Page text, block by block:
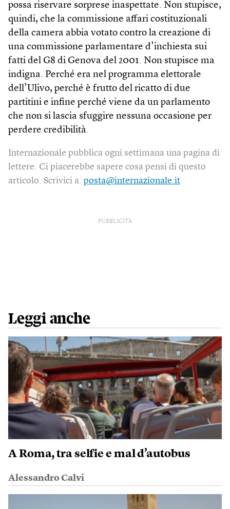
possa riservare sorprese inaspettate. Non stupisce,
quindi, che la commissione affari costituzionali
della camera abbia votato contro la creazione di
una commissione parlamentare d’inchiesta sui
fatti del G8 di Genova del 2001. Non stupisce ma
indigna. Perché era nel programma elettorale
dell’Ulivo, perché è frutto del ricatto di due
partitini e infine perché viene da un parlamento
che non si lascia sfuggire nessuna occasione per
perdere credibilità.
Internazionale pubblica ogni settimana una pagina di
lettere. Ci piacerebbe sapere cosa pensi di questo
articolo. Scrivici a: posta@internazionale.it
PUBBLICITÀ
Leggi anche
A Roma, tra selfie e mal d’autobus
Alessandro Calvi